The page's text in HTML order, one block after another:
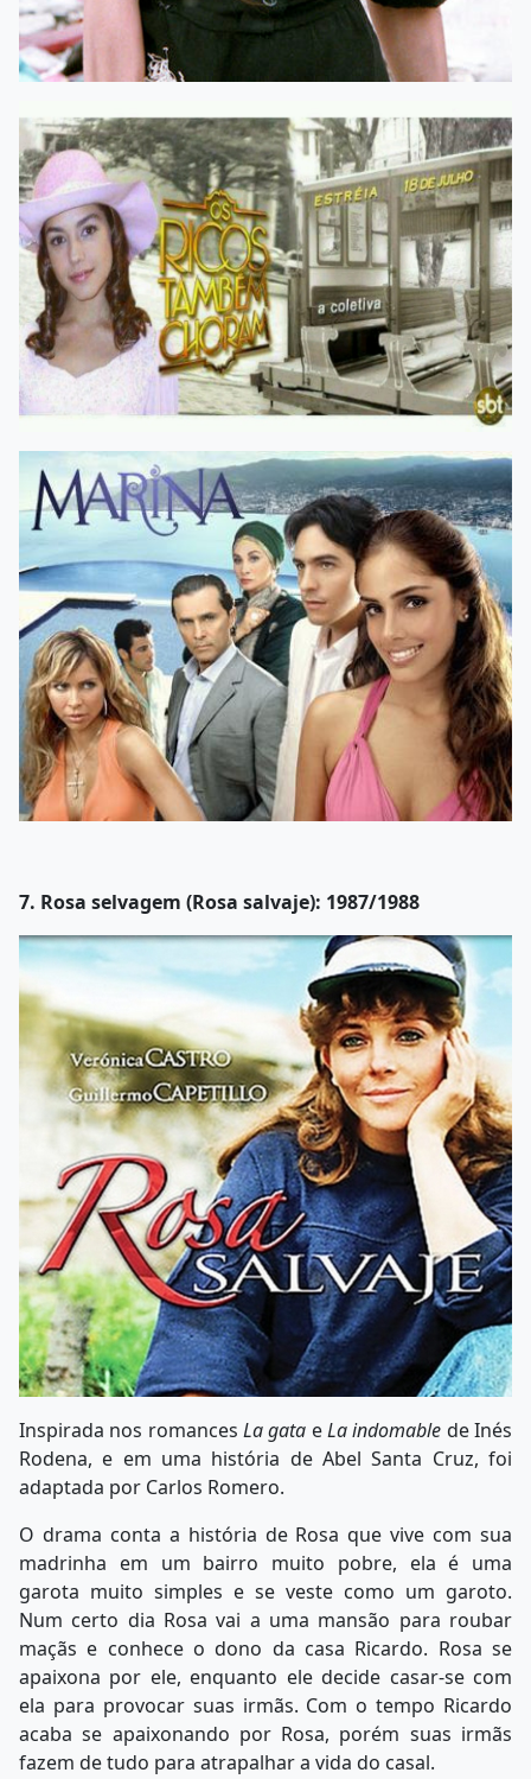
7. Rosa selvagem (Rosa salvaje): 1987/1988
Inspirada nos romances La gata eLa indomable de Inés
Rodena, e em uma história de Abel Santa Cruz, foi
adaptada por Carlos Romero.
O drama conta a história de Rosa que vive com sua
madrinha em um bairro muito pobre, ela é uma
garota muito simples e se veste como um garoto.
Num certo dia Rosa vai a uma mansão para roubar
maçãs e conhece o dono da casa Ricardo. Rosa se
apaixona por ele, enquanto ele decide casar-se com
ela para provocar suas irmãs. Com o tempo Ricardo
acaba se apaixonando por Rosa, porém suas irmãs
fazem de tudo para atrapalhar a vida do casal.